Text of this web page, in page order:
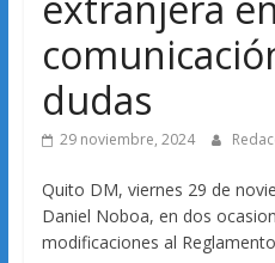
dudas
29 noviembre, 2024
Quito DM, viernes 29 de
Daniel Noboa, en dos
modificaciones al